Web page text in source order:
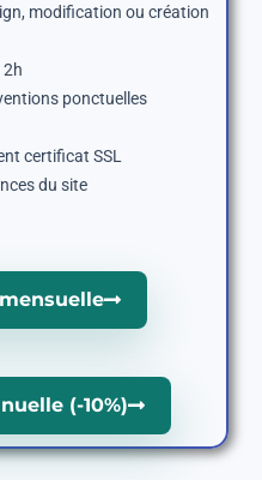
modification ou création
ponctuelles
certificat SSL
du site
(-10%)